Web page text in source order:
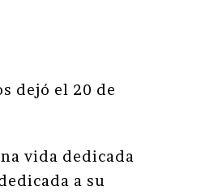
dejó el 20 de
vida dedicada
a su